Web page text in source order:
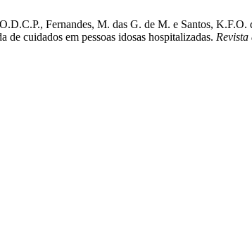
Fernandes, M. das G. de M. e Santos,
de cuidados em pessoas idosas hospitalizadas.